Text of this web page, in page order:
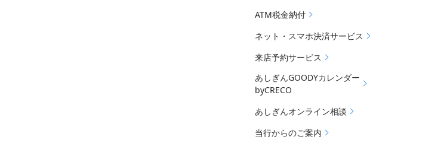
ATM税金納付
ネット・スマホ決済サービス
来店予約サービス
あしぎんGOODYカレンダー
byCRECO
あしぎんオンライン相談
当行からのご案内